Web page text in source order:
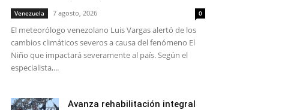
Venezuela 7 agosto, 2026 0
El meteorólogo venezolano Luis Vargas alertó de los
cambios climáticos severos a causa del fenómeno El
Niño que impactará severamente al país. Según el
especialista,...
Avanza rehabilitación integral